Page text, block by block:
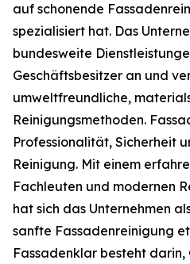
auf schonende
spezialisiert hat. Das
bundesweite
Geschäftsbesitzer an und
umweltfreundliche,
Reinigungsmethoden.
Professionalität, Sicherheit
Reinigung. Mit einem
Fachleuten und modernen
hat sich das Unternehmen
sanfte Fassadenreinigung
Fassadenklar besteht darin,